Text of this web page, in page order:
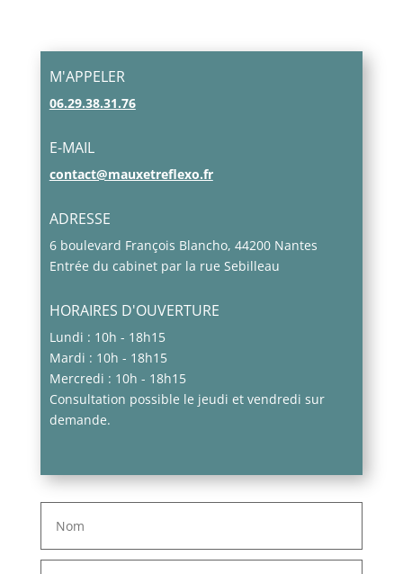
M'APPELER
06.29.38.31.76
E-MAIL
contact@mauxetreflexo.fr
ADRESSE
6 boulevard François Blancho, 44200 Nantes
Entrée du cabinet par la rue Sebilleau
HORAIRES D'OUVERTURE
Lundi : 10h - 18h15
Mardi : 10h - 18h15
Mercredi : 10h - 18h15
Consultation possible le jeudi et vendredi sur
demande.